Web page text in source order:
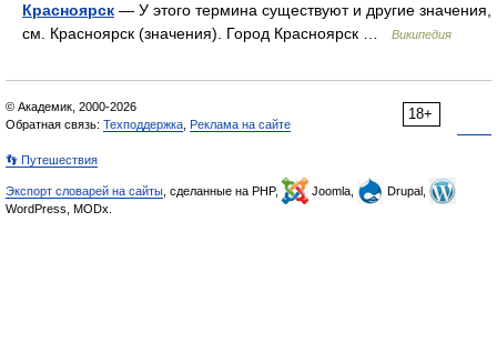
Красноярск — У этого термина существуют и другие значения,
см. Красноярск (значения). Город Красноярск …
Википедия
18+
© Академик, 2000-2026
Обратная связь: Техподдержка Реклама на сайте
👣 Путешествия
Экспорт словарей на сайты , сделанные на PHP, Joomla,
Drupal,
WordPress, MODx.